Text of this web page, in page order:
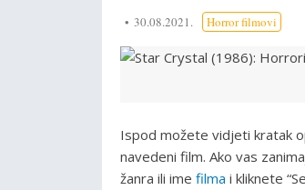
30.08.2021. Horror filmovi
Ispod možete vidjeti kratak
navedeni film. Ako vas
žanra ili ime filma i kliknete